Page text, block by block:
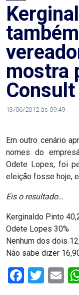
ALEGRIA
ALRN
DO
RN
E
VOCÊ
mostra
Consult
13/06/2012 às 09:49
Em outro cenário
nomes do
Odete Lopes, foi
eleição fosse hoje,
Eis o resultado…
Kerginaldo Pinto
Odete Lopes 30%
Nenhum dos dois
Não sabe dizer